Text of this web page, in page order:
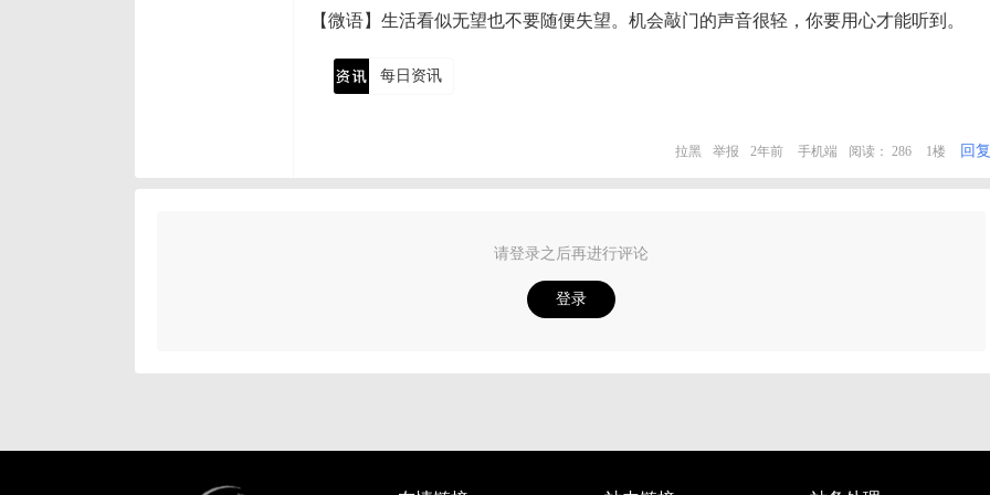
【微语】生活看似无望也不要随便失望。机会敲门的声音很轻，你要用心才能听到。
每日资讯
拉黑 举报 2年前 手机端 阅读： 286 1楼 回复
请登录之后再进行评论
登录